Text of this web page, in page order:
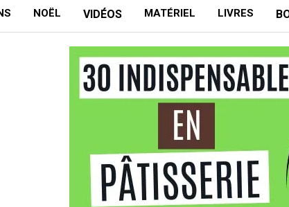
NOËL VIDÉOS MATÉRIEL LIVRES